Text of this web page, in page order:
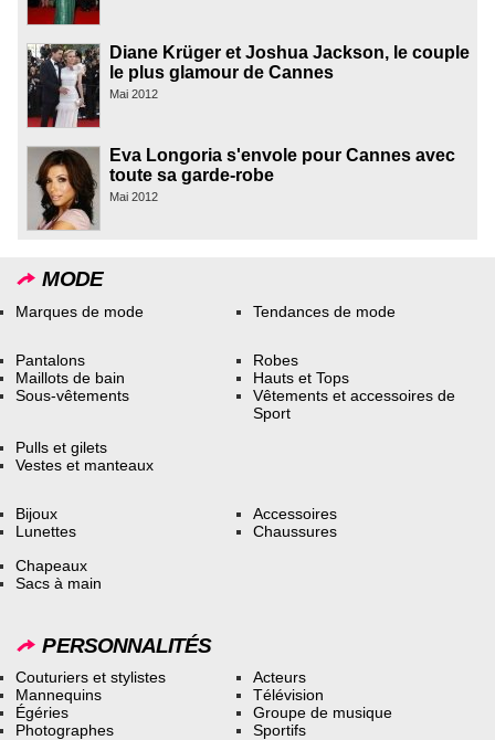
Diane Krüger et Joshua Jackson, le couple
le plus glamour de Cannes
Mai 2012
Eva Longoria s'envole pour Cannes avec
toute sa garde-robe
Mai 2012
MODE
Marques de mode Tendances de mode
Pantalons
Maillots de bain
Sous-vêtements
Robes
Hauts et Tops
Vêtements et accessoires de
Sport
Pulls et gilets
Vestes et manteaux
Bijoux
Lunettes
Accessoires
Chaussures
Chapeaux
Sacs à main
PERSONNALITÉS
Couturiers et stylistes
Mannequins
Égéries
Photographes
Acteurs
Télévision
Groupe de musique
Sportifs